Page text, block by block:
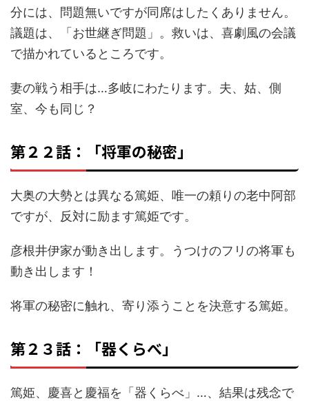
分には、問題無いですが同席はしたくありません。
議題は、「お世継ぎ問題」。救いは、喜劇風の会議
で描かれているところです。
妻の戦う相手は…多岐にわたります。夫、姑、側
室、今も同じ？
第２２話：「将軍の秘密」
大奥の大勢とは異なる篤姫、唯一の頼りの老中阿部
ですが、反対に励ます篤姫です。
彦根井伊家が動き出します。うつけのフリの将軍も
動き出します！
将軍の秘密に触れ、寄り添うことを決意する篤姫。
第２３話：「器くらべ」
篤姫、慶喜と慶福を「器くらべ」…、結果は残念で